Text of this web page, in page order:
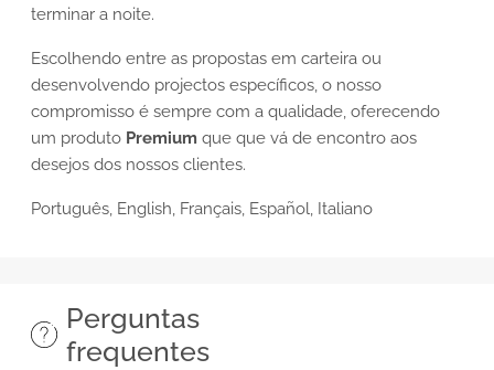
terminar a noite.
Escolhendo entre as propostas em carteira ou
desenvolvendo projectos específicos, o nosso
compromisso é sempre com a qualidade, oferecendo
um produto Premium que que vá de encontro aos
desejos dos nossos clientes.
Português, English, Français, Español, Italiano
Perguntas
frequentes